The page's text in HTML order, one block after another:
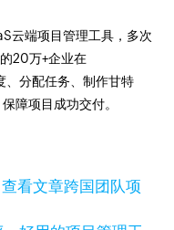
云端项目管理工具，多次
20万+企业在
、分配任务、制作甘特
障项目成功交付。
查看文章跨国团队项